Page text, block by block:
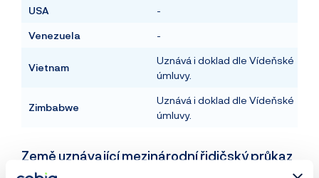
USA -
Venezuela -
Vietnam
Uznává i doklad dle Vídeňské
úmluvy.
Zimbabwe
Uznává i doklad dle Vídeňské
úmluvy.
Země uznávající mezinárodní řidičský průkaz
dle Vídeňské úmluvy